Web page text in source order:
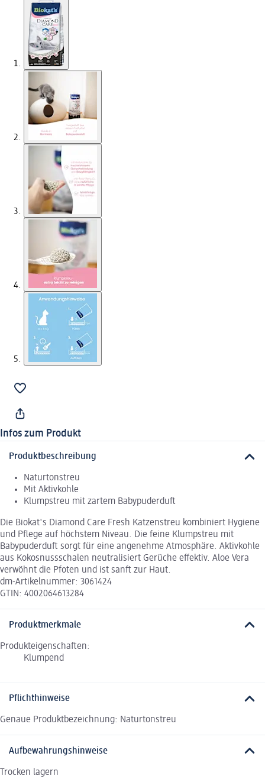
Infos zum Produkt
Produktbeschreibung
Naturtonstreu
Mit Aktivkohle
Klumpstreu mit zartem Babypuderduft
Die Biokat's Diamond Care Fresh Katzenstreu kombiniert Hygiene
und Pflege auf höchstem Niveau. Die feine Klumpstreu mit
Babypuderduft sorgt für eine angenehme Atmosphäre. Aktivkohle
aus Kokosnussschalen neutralisiert Gerüche effektiv. Aloe Vera
verwöhnt die Pfoten und ist sanft zur Haut.
dm-Artikelnummer: 3061424
GTIN: 4002064613284
Produktmerkmale
Produkteigenschaften:
Klumpend
Pflichthinweise
Genaue Produktbezeichnung: Naturtonstreu
Aufbewahrungshinweise
Trocken lagern